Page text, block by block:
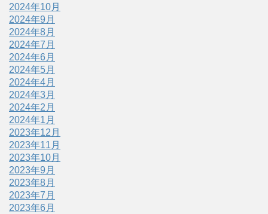
2024年10月
2024年9月
2024年8月
2024年7月
2024年6月
2024年5月
2024年4月
2024年3月
2024年2月
2024年1月
2023年12月
2023年11月
2023年10月
2023年9月
2023年8月
2023年7月
2023年6月